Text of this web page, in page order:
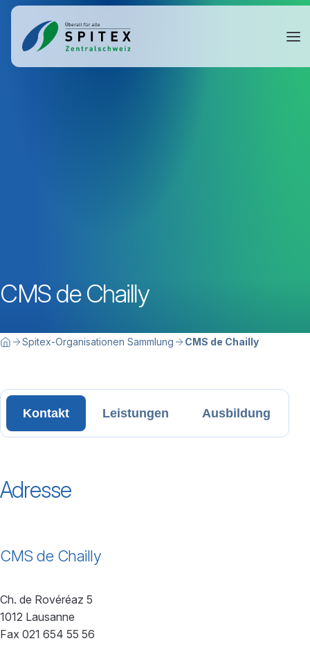
CMS de Chailly
Breadcrumbnavigation
Sie befinden sich hier:
HomeSpitex-Organisationen Sammlung CMS de Chailly
Kontakt Leistungen Ausbildung
Adresse
CMS de Chailly
Ch. de Rovéréaz 5
1012 Lausanne
Fax 021 654 55 56